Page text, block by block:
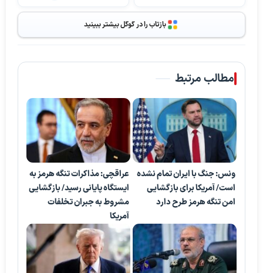
بازتاب را در گوگل بیشتر ببینید
مطالب مرتبط
ونس: جنگ با ایران تمام نشده
است/ آمریکا برای بازگشایی
امن تنگه هرمز طرح دارد
عراقچی: مذاکرات تنگه هرمز به
ایستگاه پایانی رسید/ بازگشایی
مشروط به جبران تخلفات
آمریکا